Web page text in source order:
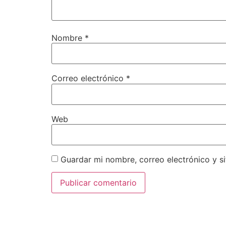
Nombre *
Correo electrónico *
Web
Guardar mi nombre, correo electrónico y